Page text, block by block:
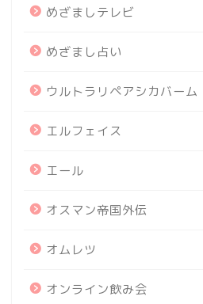
めざましテレビ
めざまし占い
ウルトラリペアシカバーム
エルフェイス
エール
オスマン帝国外伝
オムレツ
オンライン飲み会